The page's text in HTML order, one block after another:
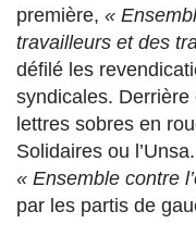
première, «
travailleurs et des
défilé les
syndicales.
lettres sobres en
Solidaires ou
« Ensemble contre
par les partis de